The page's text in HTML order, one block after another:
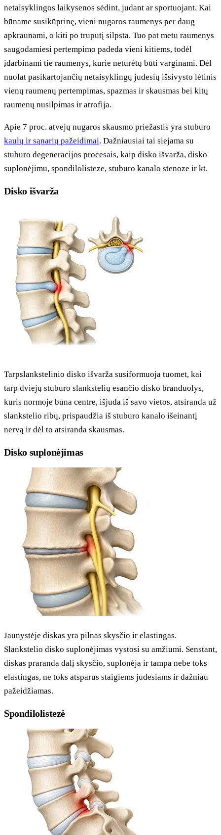
netaisyklingos laikysenos sėdint, judant ar sportuojant. Kai
būname susikūprinę, vieni nugaros raumenys per daug
apkraunami, o kiti po truputį silpsta. Tuo pat metu raumenys
saugodamiesi pertempimo padeda vieni kitiems, todėl
įdarbinami tie raumenys, kurie neturėtų būti varginami. Dėl
nuolat pasikartojančių netaisyklingų judesių išsivysto lėtinis
vienų raumenų pertempimas, spazmas ir skausmas bei kitų
raumenų nusilpimas ir atrofija.
Apie 7 proc. atvejų nugaros skausmo priežastis yra stuburo
kaulų ir sąnarių pažeidimai. Dažniausiai tai siejama su
stuburo degeneracijos procesais, kaip disko išvarža, disko
suplonėjimu, spondilolisteze, stuburo kanalo stenoze ir kt.
Disko išvarža
Tarpslankstelinio disko išvarža susiformuoja tuomet, kai
tarp dviejų stuburo slankstelių esančio disko branduolys,
kuris normoje būna centre, išjuda iš savo vietos, atsiranda už
slankstelio ribų, prispaudžia iš stuburo kanalo išeinantį
nervą ir dėl to atsiranda skausmas.
Disko suplonėjimas
Jaunystėje diskas yra pilnas skysčio ir elastingas.
Slankstelio disko suplonėjimas vystosi su amžiumi. Senstant,
diskas praranda dalį skysčio, suplonėja ir tampa nebe toks
elastingas, ne toks atsparus staigiems judesiams ir dažniau
pažeidžiamas.
Spondilolistezė